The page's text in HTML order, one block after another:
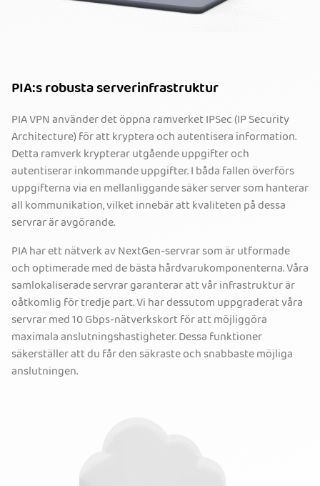
PIA:s robusta serverinfrastruktur
PIA VPN använder det öppna ramverket IPSec (IP Security
Architecture) för att kryptera och autentisera information.
Detta ramverk krypterar utgående uppgifter och
autentiserar inkommande uppgifter. I båda fallen överförs
uppgifterna via en mellanliggande säker server som hanterar
all kommunikation, vilket innebär att kvaliteten på dessa
servrar är avgörande.
PIA har ett nätverk av NextGen-servrar som är utformade
och optimerade med de bästa hårdvarukomponenterna. Våra
samlokaliserade servrar garanterar att vår infrastruktur är
oåtkomlig för tredje part. Vi har dessutom uppgraderat våra
servrar med 10 Gbps-nätverkskort för att möjliggöra
maximala anslutningshastigheter. Dessa funktioner
säkerställer att du får den säkraste och snabbaste möjliga
anslutningen.